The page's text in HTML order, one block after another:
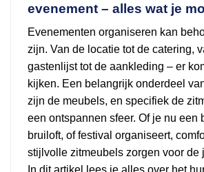
evenement – alles wat je
Evenementen organiseren kan
zijn. Van de locatie tot de catering,
gastenlijst tot de aankleding – er
kijken. Een belangrijk onderdeel
zijn de meubels, en specifiek de
een ontspannen sfeer. Of je nu een
bruiloft, of festival organiseert,
stijlvolle zitmeubels zorgen voor de
In dit artikel lees je alles over het